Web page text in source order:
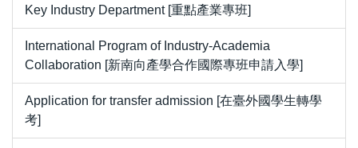
Key Industry Department [重點產業專班]
International Program of Industry-Academia
Collaboration [新南向產學合作國際專班申請入學]
Application for transfer admission [在臺外國學生轉學
考]